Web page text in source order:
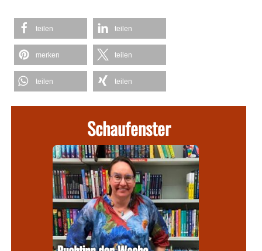
teilen teilen
merken teilen
teilen teilen
Schaufenster